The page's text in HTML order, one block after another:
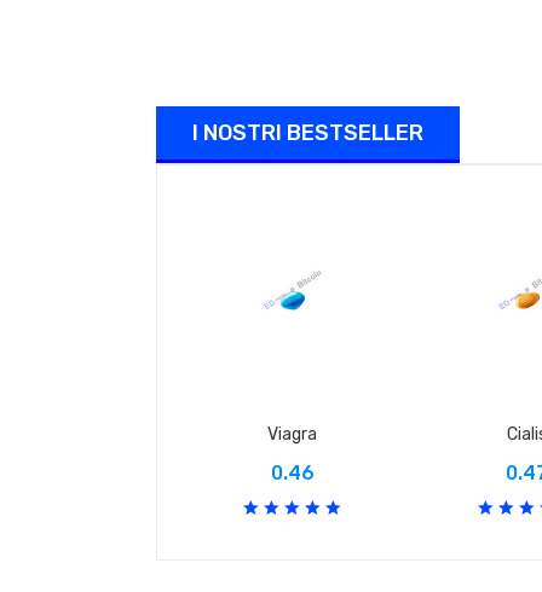
I NOSTRI BESTSELLER
Viagra
0.46